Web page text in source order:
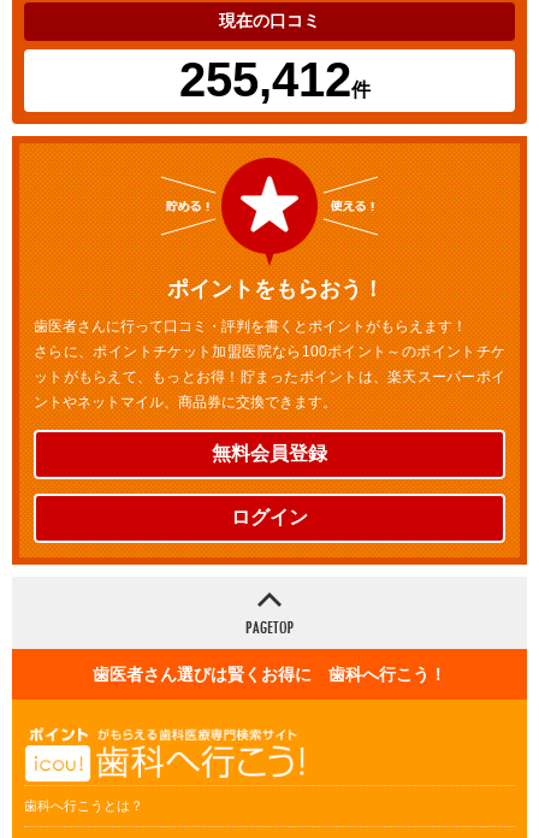
現在の口コミ
255,412件
ポイントをもらおう！
歯医者さんに行って口コミ・評判を書くとポイントがもらえます！
さらに、ポイントチケット加盟医院なら100ポイント～のポイントチケ
ットがもらえて、もっとお得！貯まったポイントは、楽天スーパーポイ
ントやネットマイル、商品券に交換できます。
無料会員登録
ログイン
歯医者さん選びは賢くお得に 歯科へ行こう！
歯科へ行こうとは？